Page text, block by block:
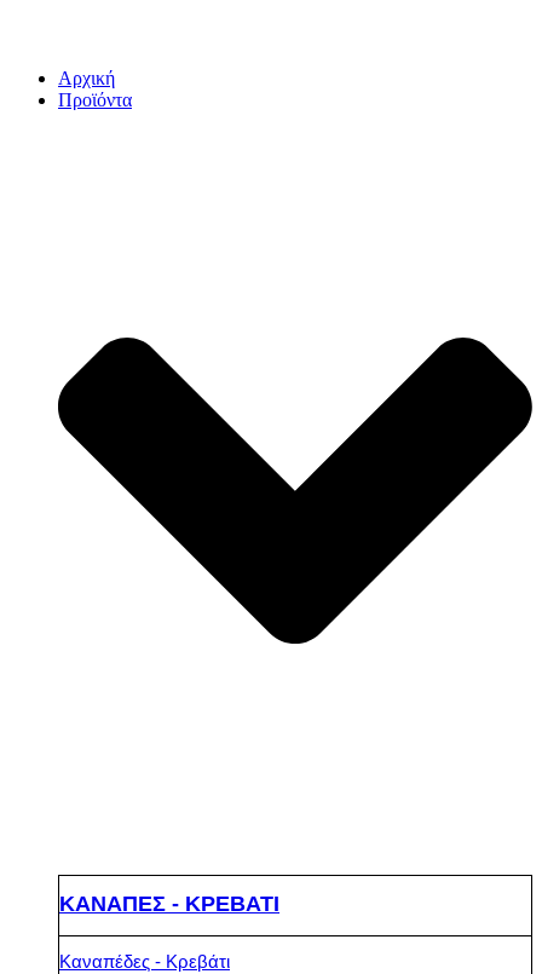
Αρχική
Προϊόντα
ΚΑΝΑΠΕΣ - ΚΡΕΒΑΤΙ
Καναπέδες - Κρεβάτι